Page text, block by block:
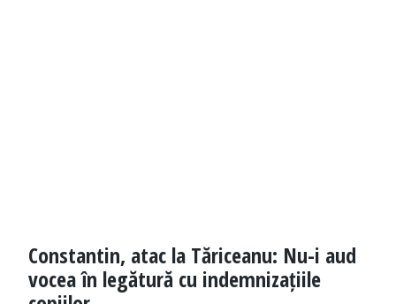
Constantin, atac la Tăriceanu: Nu-i aud
vocea în legătură cu indemnizațiile